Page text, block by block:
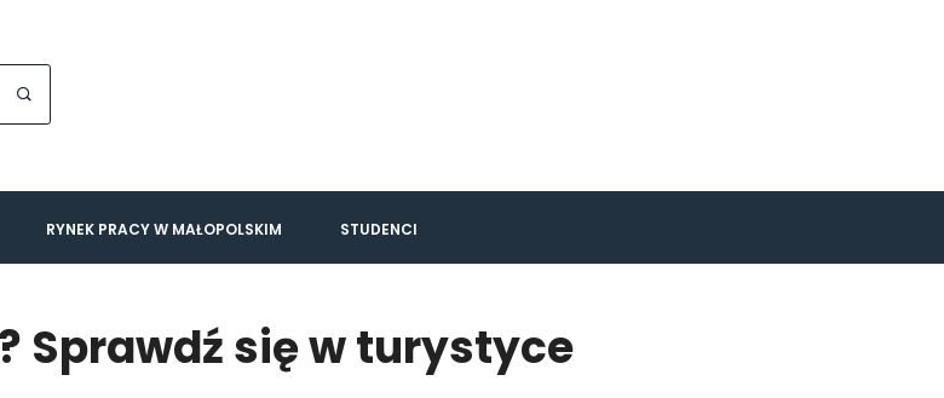
RYNEK PRACY W MAŁOPOLSKIM STUDENCI
Sprawdź się w turystyce